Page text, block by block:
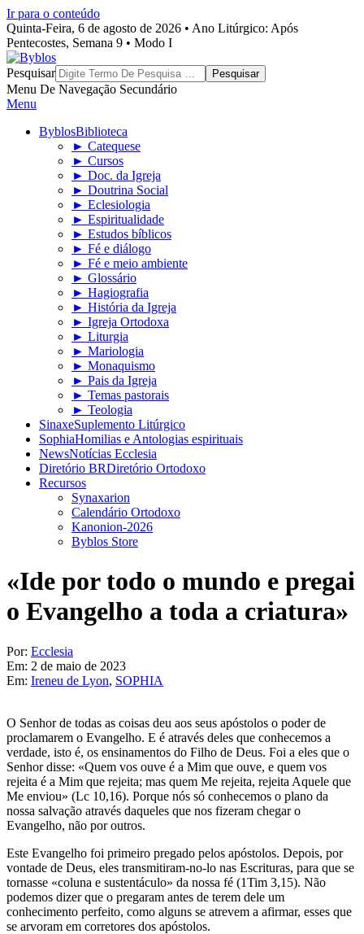
Ir para o conteúdo
Quinta-Feira, 6 de agosto de 2026 • Ano Litúrgico: Após
Pentecostes, Semana 9 • Modo I
Byblos
Pesquisar
Menu De Navegação Secundário
Menu
ByblosBiblioteca
► Catequese
► Cursos
► Doc. da Igreja
► Doutrina Social
► Eclesiologia
► Espiritualidade
► Estudos bíblicos
► Fé e diálogo
► Fé e meio ambiente
► Glossário
► Hagiografia
► História da Igreja
► Igreja Ortodoxa
► Liturgia
► Mariologia
► Monaquismo
► Pais da Igreja
► Temas pastorais
► Teologia
SinaxeSuplemento Litúrgico
SophiaHomilias e Antologias espirituais
NewsNotícias Ecclesia
Diretório BRDiretório Ortodoxo
Recursos
Synaxarion
Calendário Ortodoxo
Kanonion-2026
Byblos Store
«Ide por todo o mundo e pregai
o Evangelho a toda a criatura»
Por: Ecclesia
Em: 2 de maio de 2023
Em: Ireneu de Lyon, SOPHIA
O Senhor de todas as coisas deu aos seus apóstolos o poder de
proclamarem o Evangelho. E é através deles que conhecemos a
verdade, isto é, os ensinamentos do Filho de Deus. Foi a eles que o
Senhor disse: «Quem vos ouve é a Mim que ouve, e quem vos
rejeita é a Mim que rejeita; mas quem Me rejeita, rejeita Aquele que
Me enviou» (Lc 10,16). Porque nós só conhecemos o plano da
nossa salvação através daqueles que nos fizeram chegar o
Evangelho, não por outros.
Este Evangelho foi primeiro pregado pelos apóstolos. Depois, por
vontade de Deus, eles transmitiram-no-lo nas Escrituras, para que se
tornasse «coluna e sustentáculo» da nossa fé (1Tim 3,15). Não
podemos dizer que o pregaram antes de terem dele um
conhecimento perfeito, como alguns se atrevem a afirmar, esses que
se arvoram em corretores dos apóstolos.